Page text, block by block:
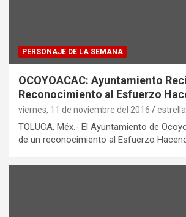
PERSONAJE DE LA SEMANA
OCOYOACAC: Ayuntamiento
Reconocimiento al Esfuerzo
viernes, 11 de noviembre del 2016 estrella
TOLUCA, Méx.- El Ayuntamiento de
de un reconocimiento al Esfuerzo